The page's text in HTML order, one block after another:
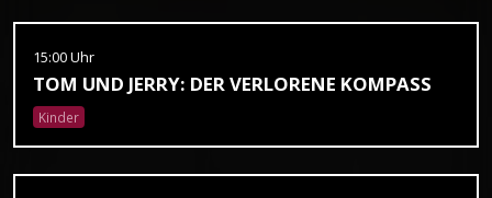
15:00 Uhr
TOM UND JERRY: DER VERLORENE KOMPASS
Kinder